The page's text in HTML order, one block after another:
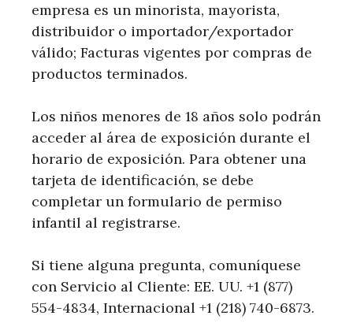
empresa es un minorista, mayorista,
distribuidor o importador/exportador
válido; Facturas vigentes por compras de
productos terminados.
Los niños menores de 18 años solo podrán
acceder al área de exposición durante el
horario de exposición. Para obtener una
tarjeta de identificación, se debe
completar un formulario de permiso
infantil al registrarse.
Si tiene alguna pregunta, comuníquese
con Servicio al Cliente: EE. UU. +1 (877)
554-4834, Internacional +1 (218) 740-6873.